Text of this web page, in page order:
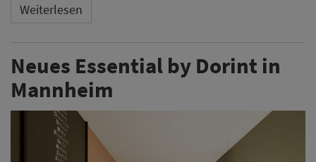
Weiterlesen
Neues Essential by Dorint in
Mannheim